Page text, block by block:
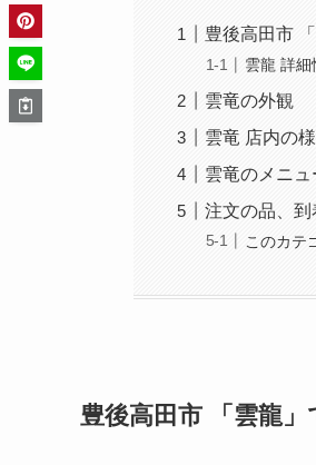
豊後高田市
雲龍 詳細
雲竜の外観
雲竜 店内の
雲竜のメニュ
注文の品、到
このカテ
豊後高田市 「雲龍